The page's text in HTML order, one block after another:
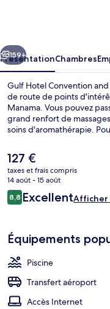
SPA
Suivant
159+
PrésentationChambres
Gulf Hotel Convention and
de route de points
Manama. Vous pouvez
grand renfort de
soins d'aromathérapie.
internationale et est
dîner. Cet hôtel de luxe
extérieure, d'un bar en
forme. Les autres
Le
prix
actuel
est
de
127 €
taxes et frais compris
14 août - 15 août
Avis
voyageurs
8,88,8 sur 10
ExcellentAfficher
Équipements
Piscine
Transfert aéroport
Accès Internet